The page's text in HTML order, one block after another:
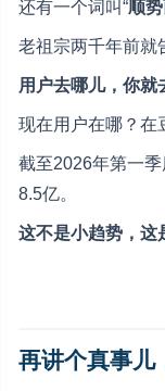
还有一个词叫“顺
老祖宗两千年前就
用户去哪儿，你就
现在用户在哪？在
截至2026年第一
8.5亿。
这不是小趋势，这
再讲个真事儿